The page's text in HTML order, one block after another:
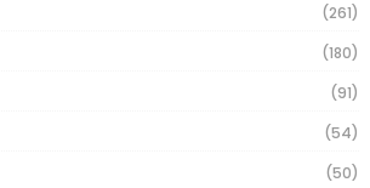
(261)
(180)
(91)
(54)
(50)